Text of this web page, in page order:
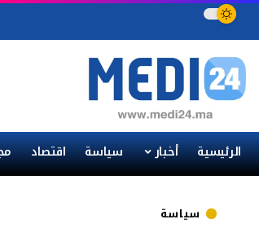
الرئيسية أخبار سياسة اقتصاد
سياسة